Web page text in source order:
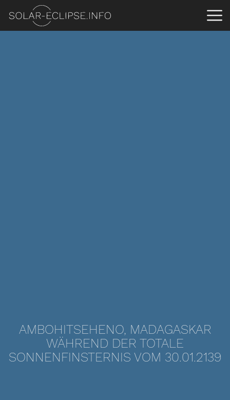
AMBOHITSEHENO, MADAGASKAR
WÄHREND DER TOTALE
SONNENFINSTERNIS VOM 30.01.2139